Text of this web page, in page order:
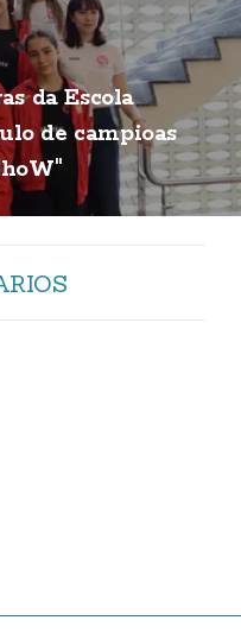
da Escola
de campioas